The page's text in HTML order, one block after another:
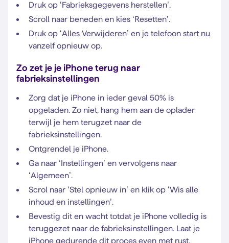
Druk op ‘Fabrieksgegevens herstellen’.
Scroll naar beneden en kies ‘Resetten’.
Druk op ‘Alles Verwijderen’ en je telefoon start nu
vanzelf opnieuw op.
Zo zet je je iPhone terug naar
fabrieksinstellingen
Zorg dat je iPhone in ieder geval 50% is
opgeladen. Zo niet, hang hem aan de oplader
terwijl je hem terugzet naar de
fabrieksinstellingen.
Ontgrendel je iPhone.
Ga naar ‘Instellingen’ en vervolgens naar
‘Algemeen’.
Scrol naar ‘Stel opnieuw in’ en klik op ‘Wis alle
inhoud en instellingen’.
Bevestig dit en wacht totdat je iPhone volledig is
teruggezet naar de fabrieksinstellingen. Laat je
iPhone gedurende dit proces even met rust.